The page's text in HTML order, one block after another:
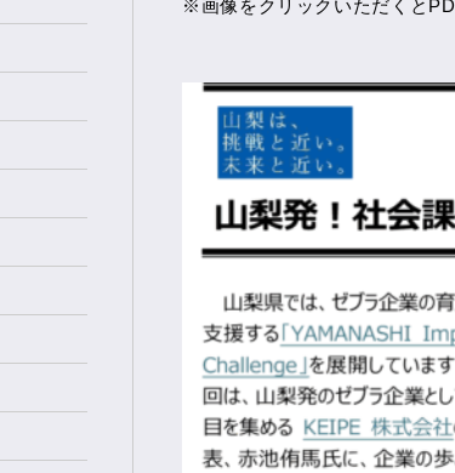
※画像をクリックいただくと